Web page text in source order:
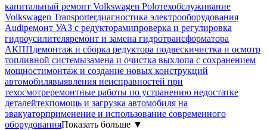
капитальный ремонт Volkswagen Poloтехобслуживание
Volkswagen Transporterдиагностика электрооборудования
Audiремонт УАЗ с редукторамипроверка и регулировка
гидроусилителяремонт и замена гидротрансформатора
АКППдемонтаж и сборка редуктора подвескичистка и осмотр
топливной системызамена и очистка выхлопа с сохранением
мощностимонтаж и создание новых конструкций
автомобилявыявления неисправностей при
техосмотреремонтные работы по устранению недостатке
деталейтехпомощь и загрузка автомобиля на
эвакуаторприменение и использование современного
оборудованияПоказать больше ▼